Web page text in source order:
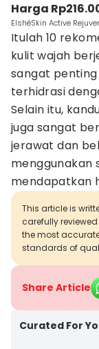
Harga
ElshéSkin Active
Itulah 10
kulit wajah
sangat
terhidrasi
Selain itu,
juga sangat
jerawat dan
menggunakan
mendapatkan
This article is
carefully
the most
standards of
Share Article
Curated For